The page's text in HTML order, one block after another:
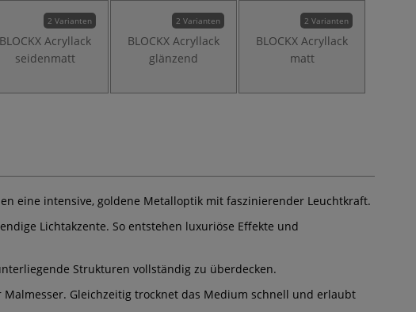
2 Varianten
BLOCKX Acryllack
seidenmatt
2 Varianten
BLOCKX Acryllack
glänzend
2 Varianten
BLOCKX Acryllack
matt
eine intensive, goldene Metalloptik mit faszinierender Leuchtkraft.
Lichtakzente. So entstehen luxuriöse Effekte und
Strukturen vollständig zu überdecken.
Gleichzeitig trocknet das Medium schnell und erlaubt